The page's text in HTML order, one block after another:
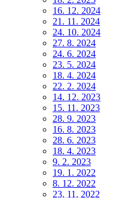
16. 12. 2024
21. 11. 2024
24. 10. 2024
27. 8. 2024
24. 6. 2024
23. 5. 2024
18. 4. 2024
22. 2. 2024
14. 12. 2023
15. 11. 2023
28. 9. 2023
16. 8. 2023
28. 6. 2023
18. 4. 2023
9. 2. 2023
19. 1. 2022
8. 12. 2022
23. 11. 2022